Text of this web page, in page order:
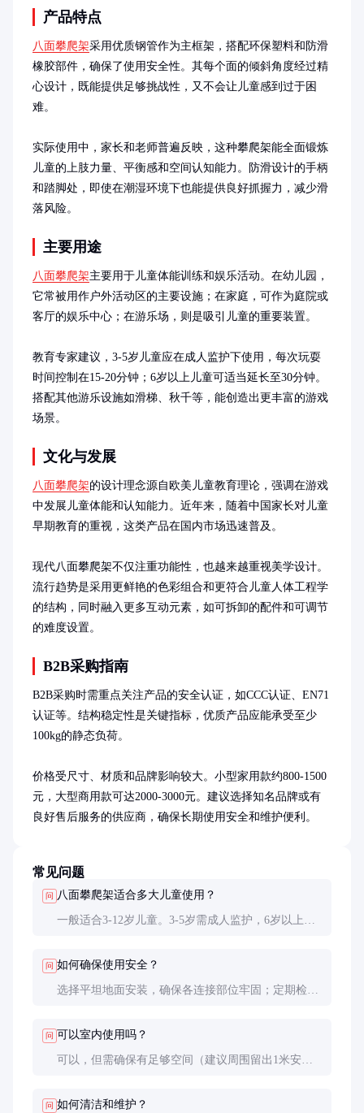
产品特点
八面攀爬架采用优质钢管作为主框架，搭配环保塑料和防滑
橡胶部件，确保了使用安全性。其每个面的倾斜角度经过精
心设计，既能提供足够挑战性，又不会让儿童感到过于困
难。
实际使用中，家长和老师普遍反映，这种攀爬架能全面锻炼
儿童的上肢力量、平衡感和空间认知能力。防滑设计的手柄
和踏脚处，即使在潮湿环境下也能提供良好抓握力，减少滑
落风险。
主要用途
八面攀爬架主要用于儿童体能训练和娱乐活动。在幼儿园，
它常被用作户外活动区的主要设施；在家庭，可作为庭院或
客厅的娱乐中心；在游乐场，则是吸引儿童的重要装置。
教育专家建议，3-5岁儿童应在成人监护下使用，每次玩耍
时间控制在15-20分钟；6岁以上儿童可适当延长至30分钟。
搭配其他游乐设施如滑梯、秋千等，能创造出更丰富的游戏
场景。
文化与发展
八面攀爬架的设计理念源自欧美儿童教育理论，强调在游戏
中发展儿童体能和认知能力。近年来，随着中国家长对儿童
早期教育的重视，这类产品在国内市场迅速普及。
现代八面攀爬架不仅注重功能性，也越来越重视美学设计。
流行趋势是采用更鲜艳的色彩组合和更符合儿童人体工程学
的结构，同时融入更多互动元素，如可拆卸的配件和可调节
的难度设置。
B2B采购指南
B2B采购时需重点关注产品的安全认证，如CCC认证、EN71
认证等。结构稳定性是关键指标，优质产品应能承受至少
100kg的静态负荷。
价格受尺寸、材质和品牌影响较大。小型家用款约800-1500
元，大型商用款可达2000-3000元。建议选择知名品牌或有
良好售后服务的供应商，确保长期使用安全和维护便利。
常见问题
问 八面攀爬架适合多大儿童使用？
一般适合3-12岁儿童。3-5岁需成人监护，6岁以上可
问 如何确保使用安全？
选择平坦地面安装，确保各连接部位牢固；定期检查
问 可以室内使用吗？
可以，但需确保有足够空间（建议周围留出1米安全
问 如何清洁和维护？